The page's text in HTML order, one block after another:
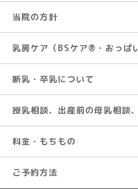
当院の方針
乳房ケア（BSケア®︎・おっぱ
断乳・卒乳について
授乳相談、出産前の母乳相談
料金・もちもの
ご予約方法